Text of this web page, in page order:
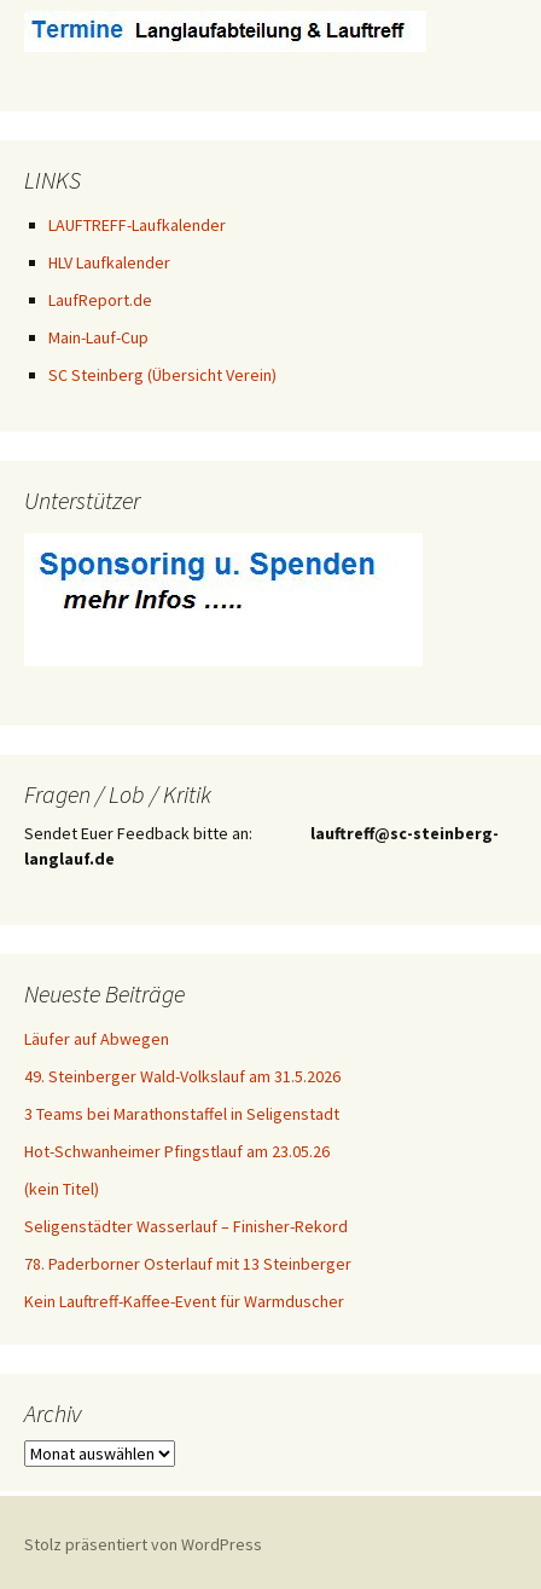
LINKS
LAUFTREFF-Laufkalender
HLV Laufkalender
LaufReport.de
Main-Lauf-Cup
SC Steinberg (Übersicht Verein)
Unterstützer
Fragen / Lob / Kritik
Sendet Euer Feedback bitte an: lauftreff@sc-steinberg-
langlauf.de
Neueste Beiträge
Läufer auf Abwegen
49. Steinberger Wald-Volkslauf am 31.5.2026
3 Teams bei Marathonstaffel in Seligenstadt
Hot-Schwanheimer Pfingstlauf am 23.05.26
(kein Titel)
Seligenstädter Wasserlauf – Finisher-Rekord
78. Paderborner Osterlauf mit 13 Steinberger
Kein Lauftreff-Kaffee-Event für Warmduscher
Archiv
Archiv
Stolz präsentiert von WordPress